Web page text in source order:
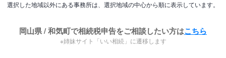
選択した地域以外にある事務所は、選択地域の中心から順に表示しています。
岡山県 / 和気町で相続税申告をご相談したい方はこちら
※姉妹サイト「いい相続」に遷移します